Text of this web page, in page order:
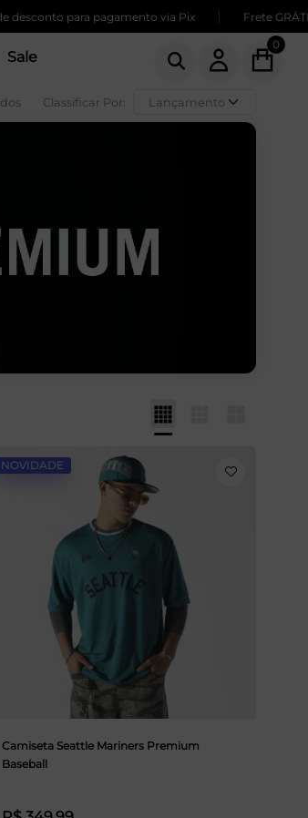
para pagamento via Pix | Frete GRÁTIS para
Sale
0
Classificar Por:
NOVIDADE
Camiseta Seattle Mariners Premium
Baseball